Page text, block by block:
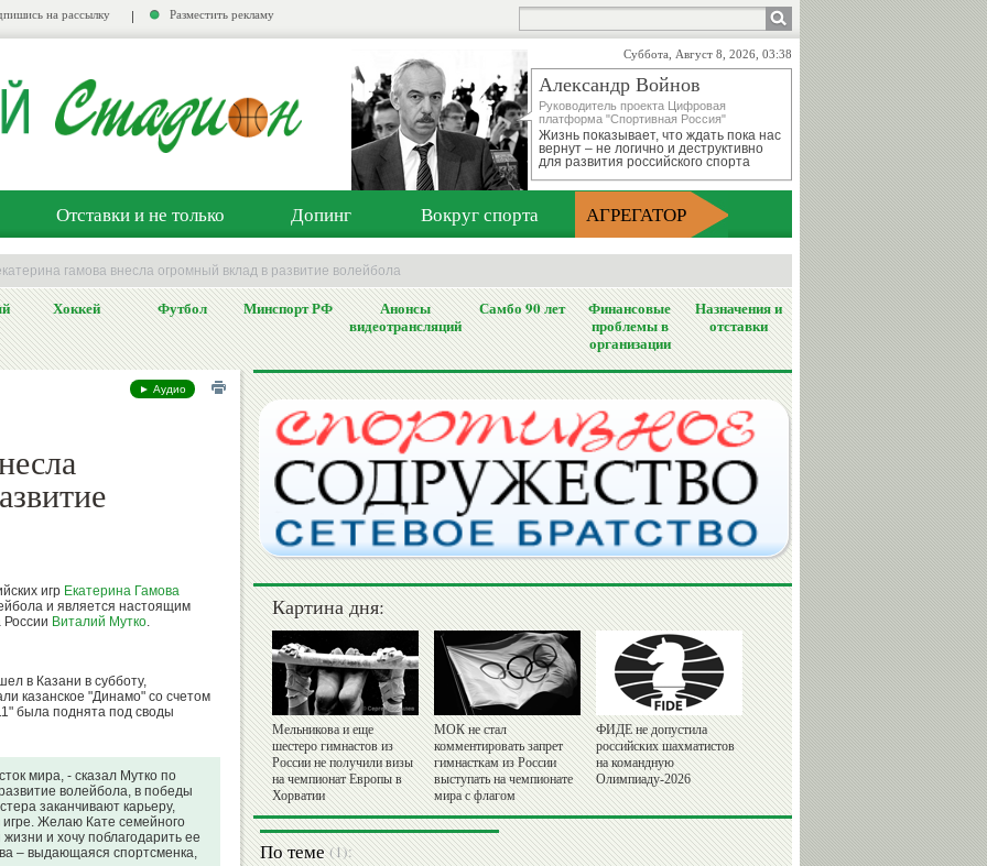
на рассылку Разместить рекламу
Суббота, Август 8, 2026, 03:38
Александр Войнов
Руководитель проекта Цифровая
платформа "Спортивная Россия"
Жизнь показывает, что ждать пока нас
вернут – не логично и деструктивно
для развития российского спорта
Отставки и не только Допинг Вокруг спорта АГРЕГАТОР
гамова внесла огромный вклад в развитие волейбола
Хоккей Футбол Минспорт РФ
Анонсы
видеотрансляций
Самбо 90 лет
Финансовые
проблемы в
организации
Назначения и
отставки
► Аудио
игр Екатерина Гамова
и является настоящим
Виталий Мутко.
в Казани в субботу,
казанское "Динамо" со счетом
была поднята под своды
мира, - сказал Мутко по
волейбола, в победы
заканчивают карьеру,
игре. Желаю Кате семейного
и хочу поблагодарить ее
– выдающаяся спортсменка,
Картина дня:
Мельникова и еще
шестеро гимнастов из
России не получили визы
на чемпионат Европы в
Хорватии
МОК не стал
комментировать запрет
гимнасткам из России
выступать на чемпионате
мира с флагом
ФИДЕ не допустила
российских шахматистов
на командную
Олимпиаду-2026
По теме(1):